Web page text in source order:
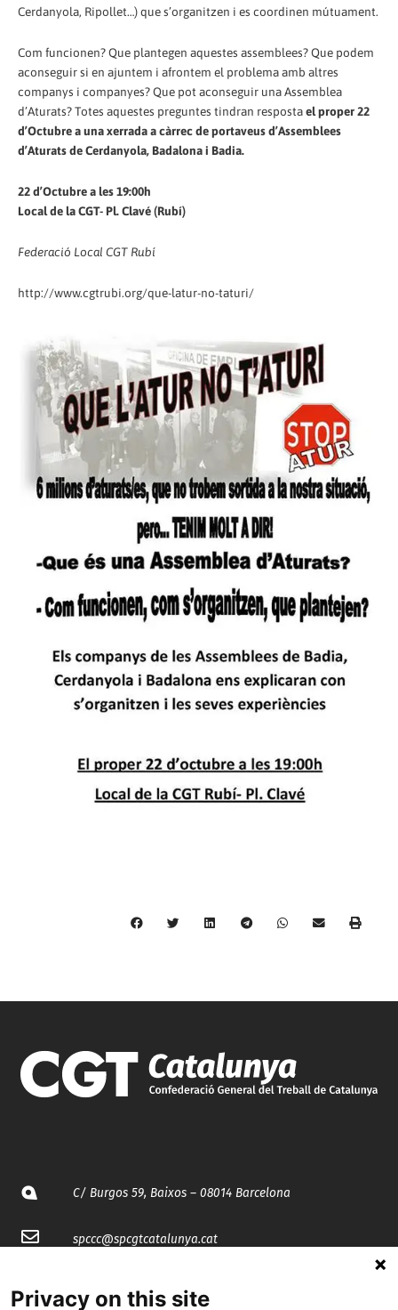
Cerdanyola, Ripollet…) que s’organitzen i es coordinen mútuament.
Com funcionen? Que plantegen aquestes assemblees? Que podem
aconseguir si en ajuntem i afrontem el problema amb altres
companys i companyes? Que pot aconseguir una Assemblea
d’Aturats? Totes aquestes preguntes tindran respostael proper 22
d’Octubre a una xerrada a càrrec de portaveus d’Assemblees
d’Aturats de Cerdanyola, Badalona i Badia.
22 d’Octubre a les 19:00h
Local de la CGT- Pl. Clavé (Rubí)
Federació Local CGT Rubí
http://www.cgtrubi.org/que-latur-no-taturi/
C/ Burgos 59, Baixos – 08014 Barcelona
spccc@spcgtcatalunya.cat
Privacy on this site